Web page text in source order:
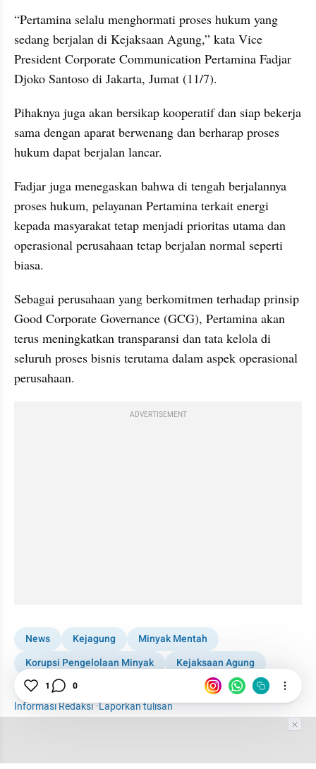
“Pertamina selalu menghormati proses hukum yang
sedang berjalan di Kejaksaan Agung,” kata Vice
President Corporate Communication Pertamina Fadjar
Djoko Santoso di Jakarta, Jumat (11/7).
Pihaknya juga akan bersikap kooperatif dan siap bekerja
sama dengan aparat berwenang dan berharap proses
hukum dapat berjalan lancar.
Fadjar juga menegaskan bahwa di tengah berjalannya
proses hukum, pelayanan Pertamina terkait energi
kepada masyarakat tetap menjadi prioritas utama dan
operasional perusahaan tetap berjalan normal seperti
biasa.
Sebagai perusahaan yang berkomitmen terhadap prinsip
Good Corporate Governance (GCG), Pertamina akan
terus meningkatkan transparansi dan tata kelola di
seluruh proses bisnis terutama dalam aspek operasional
perusahaan.
ADVERTISEMENT
News Kejagung
Minyak Mentah
Korupsi Pengelolaan Minyak
Kejaksaan Agung
Riza Chalid
Informasi Redaksi·Laporkan tulisan
1 0